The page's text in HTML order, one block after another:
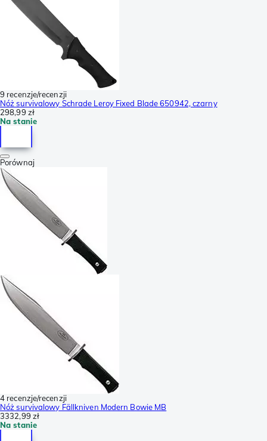
9 recenzje/recenzji
Nóż survivalowy Schrade Leroy Fixed Blade 650942, czarny
298,99 zł
Na stanie
Porównaj
4 recenzje/recenzji
Nóż survivalowy Fällkniven Modern Bowie MB
3332,99 zł
Na stanie